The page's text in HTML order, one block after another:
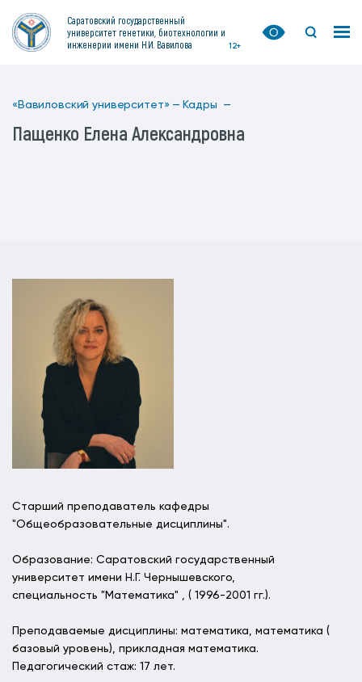
Саратовский государственный
университет генетики, биотехнологии и
инженерии имени Н.И. Вавилова
12+
«Вавиловский университет» — Кадры —
Пащенко Елена Александровна
Старший преподаватель кафедры
"Общеобразовательные дисциплины".
Образование: Саратовский государственный
университет имени Н.Г. Чернышевского,
специальность "Математика" , ( 1996-2001 гг.).
Преподаваемые дисциплины: математика, математика (
базовый уровень), прикладная математика.
Педагогический стаж: 17 лет.